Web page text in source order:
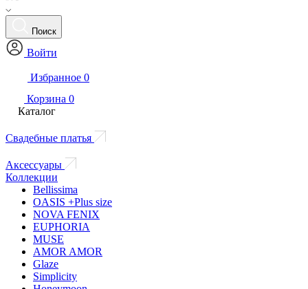
Поиск
Войти
Избранное 0
Корзина 0
Каталог
Свадебные платья
Аксессуары
Коллекции
Bellissima
OASIS +Plus size
NOVA FENIX
EUPHORIA
MUSE
AMOR AMOR
Glaze
Simplicity